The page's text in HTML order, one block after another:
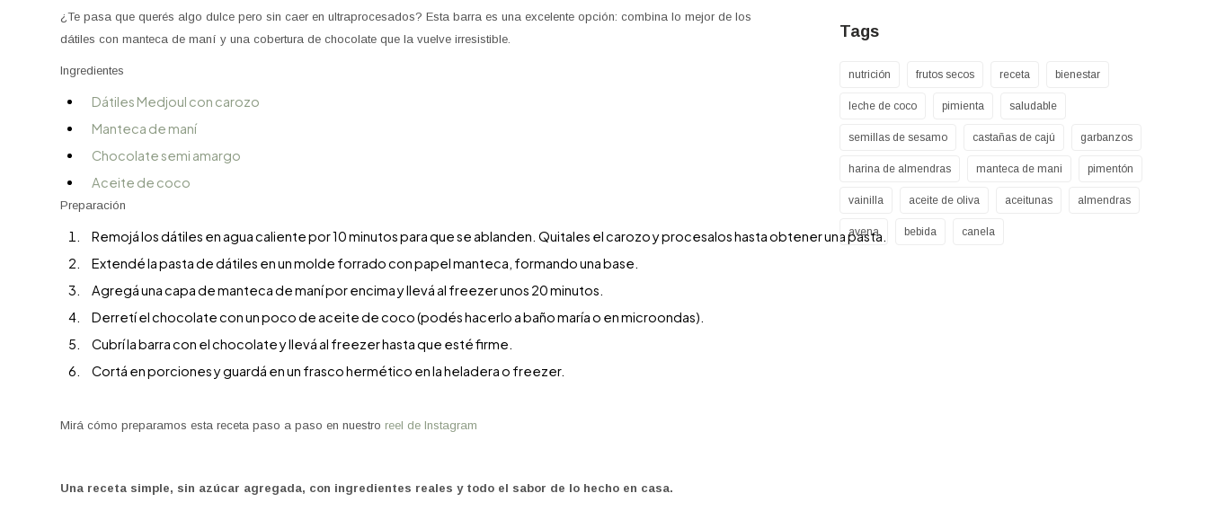
¿Te pasa que querés algo dulce pero sin caer en ultraprocesados? Esta barra es una excelente opción: combina lo mejor de los
dátiles con manteca de maní y una cobertura de chocolate que la vuelve irresistible.
Ingredientes
Dátiles Medjoul con carozo
Manteca de maní
Chocolate semi amargo
Aceite de coco
Preparación
Remojá los dátiles en agua caliente por 10 minutos para que se ablanden. Quitales el carozo y procesalos hasta obtener una pasta.
Extendé la pasta de dátiles en un molde forrado con papel manteca, formando una base.
Agregá una capa de manteca de maní por encima y llevá al freezer unos 20 minutos.
Derretí el chocolate con un poco de aceite de coco (podés hacerlo a baño maría o en microondas).
Cubrí la barra con el chocolate y llevá al freezer hasta que esté firme.
Cortá en porciones y guardá en un frasco hermético en la heladera o freezer.
Mirá cómo preparamos esta receta paso a paso en nuestro reel de Instagram
Una receta simple, sin azúcar agregada, con ingredientes reales y todo el sabor de lo hecho en casa.
Tags
nutrición frutos secos receta bienestar
leche de coco pimienta saludable
semillas de sesamo castañas de cajú garbanzos
harina de almendras manteca de mani pimentón
vainilla aceite de oliva aceitunas almendras
avena bebida canela